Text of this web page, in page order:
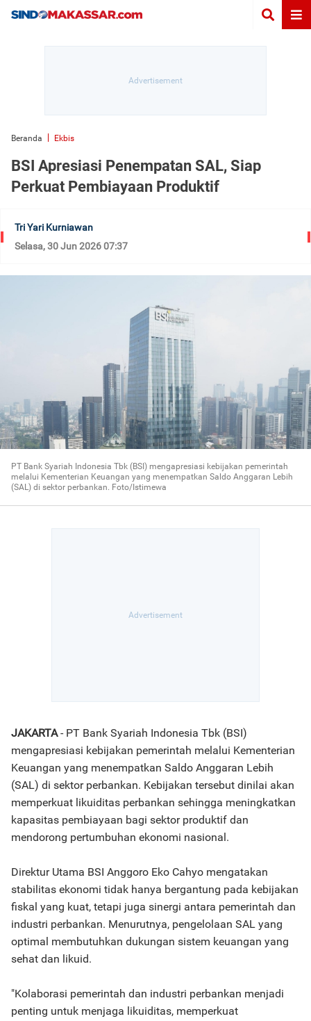
Beranda Ekbis
BSI Apresiasi Penempatan SAL, Siap
Perkuat Pembiayaan Produktif
Tri Yari Kurniawan
Selasa, 30 Jun 2026 07:37
PT Bank Syariah Indonesia Tbk (BSI) mengapresiasi kebijakan pemerintah
melalui Kementerian Keuangan yang menempatkan Saldo Anggaran Lebih
(SAL) di sektor perbankan. Foto/Istimewa
JAKARTA- PT Bank Syariah Indonesia Tbk (BSI)
mengapresiasi kebijakan pemerintah melalui Kementerian
Keuangan yang menempatkan Saldo Anggaran Lebih
(SAL) di sektor perbankan. Kebijakan tersebut dinilai akan
memperkuat likuiditas perbankan sehingga meningkatkan
kapasitas pembiayaan bagi sektor produktif dan
mendorong pertumbuhan ekonomi nasional.
Direktur Utama BSI Anggoro Eko Cahyo mengatakan
stabilitas ekonomi tidak hanya bergantung pada kebijakan
fiskal yang kuat, tetapi juga sinergi antara pemerintah dan
industri perbankan. Menurutnya, pengelolaan SAL yang
optimal membutuhkan dukungan sistem keuangan yang
sehat dan likuid.
"Kolaborasi pemerintah dan industri perbankan menjadi
penting untuk menjaga likuiditas, memperkuat